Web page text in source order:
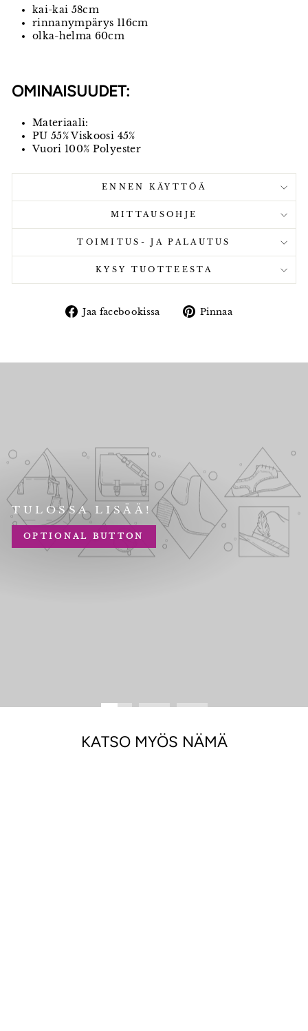
kai-kai 58cm
rinnanympärys 116cm
olka-helma 60cm
OMINAISUUDET:
Materiaali:
PU 55% Viskoosi 45%
Vuori 100% Polyester
ENNEN KÄYTTÖÄ
MITTAUSOHJE
TOIMITUS- JA PALAUTUS
KYSY TUOTTEESTA
Jaa facebookissa
Jaa
Pinnaa
TULOSSA LISÄÄ!
OPTIONAL BUTTON
KATSO MYÖS NÄMÄ